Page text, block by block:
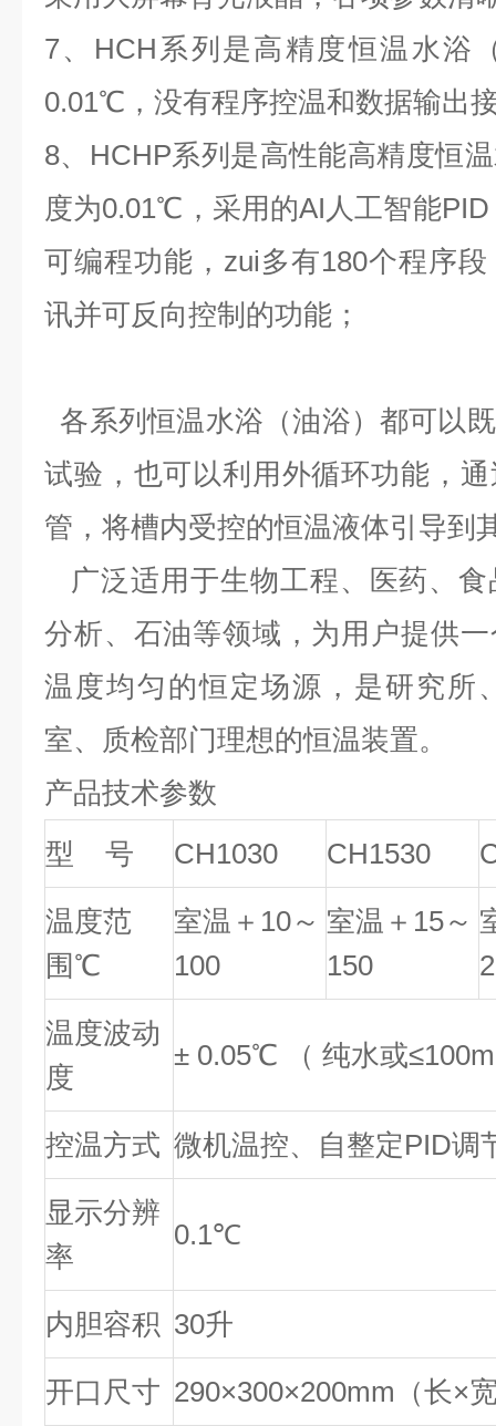
7、 HCH 系列是高精度恒温水浴
0.01℃ ，没有程序控温和数据输出
8、 HCHP系列是高性能高精度恒
度为0.01℃ ，采用的AI 人工智能PID
可编程功能，zui多有180个程序
讯并可反向控制的功能；
各系列恒温水浴（油浴）都可以
试验，也可以利用外循环功能，
管，将槽内受控的恒温液体引导到
广泛适用于生物工程、医药、
分析、石油等领域，为用户提供
温度均匀的恒定场源，是研究所
室、质检部门理想的恒温装置。
产品技术参数
型 号
CH1030 CH1530
温度范
围℃
室温＋10～
100
室温＋15～
150
温度波动
度
± 0.05℃ （ 纯水或
控温方式 微机温控、自整定PID调
显示分辨
率
0.1℃
内胆容积 30升
开口尺寸 290×300×200mm（长×